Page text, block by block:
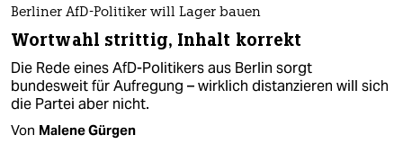
Berliner AfD-Politiker will Lager bauen
Wortwahl strittig, Inhalt korrekt
Die Rede eines AfD-Politikers aus Berlin sorgt
bundesweit für Aufregung – wirklich distanzieren will sich
die Partei aber nicht.
Von Malene Gürgen